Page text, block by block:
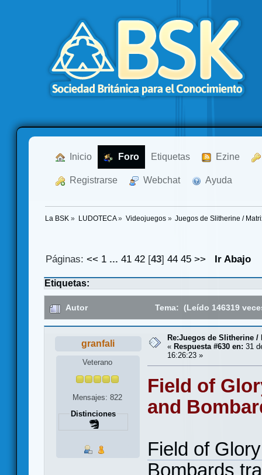
Inicio Foro Etiquetas Ezine
Registrarse Webchat Ayuda
La BSK » LUDOTECA» Videojuegos» Juegos de Slitherine /
Páginas:<< 1 ...41 42 [43]44 45 >> Ir Abajo
Etiquetas:
Autor Tema: (Leído 146319
granfali
Veterano
Mensajes: 822
Distinciones
Re:Juegos de Slitherine /
« Respuesta #630 en: 31
16:26:23 »
Field of
and
Field of
Bombards